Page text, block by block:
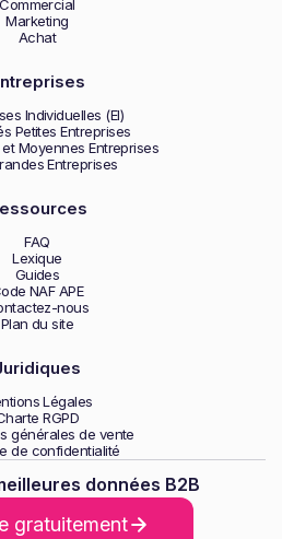
Commercial
Marketing
Achat
Individuelles (EI)
Petites Entreprises
et Moyennes Entreprises
Entreprises
FAQ
Lexique
Guides
NAF APE
nous
Plan du site
Légales
RGPD
générales de vente
de confidentialité
données B2B
gratuitement